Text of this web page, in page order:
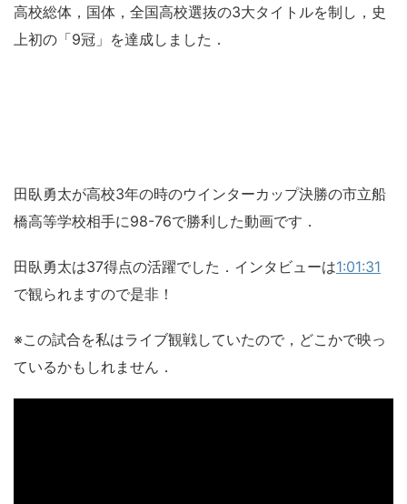
高校総体，国体，全国高校選抜の3大タイトルを制し，史
上初の「9冠」を達成しました．
田臥勇太が高校3年の時のウインターカップ決勝の市立船
橋高等学校相手に98-76で勝利した動画です．
田臥勇太は37得点の活躍でした．インタビューは1:01:31
で観られますので是非！
※この試合を私はライブ観戦していたので，どこかで映っ
ているかもしれません．